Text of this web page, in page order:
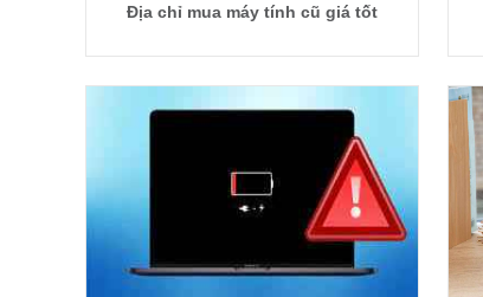
Địa chỉ mua máy tính cũ giá tốt